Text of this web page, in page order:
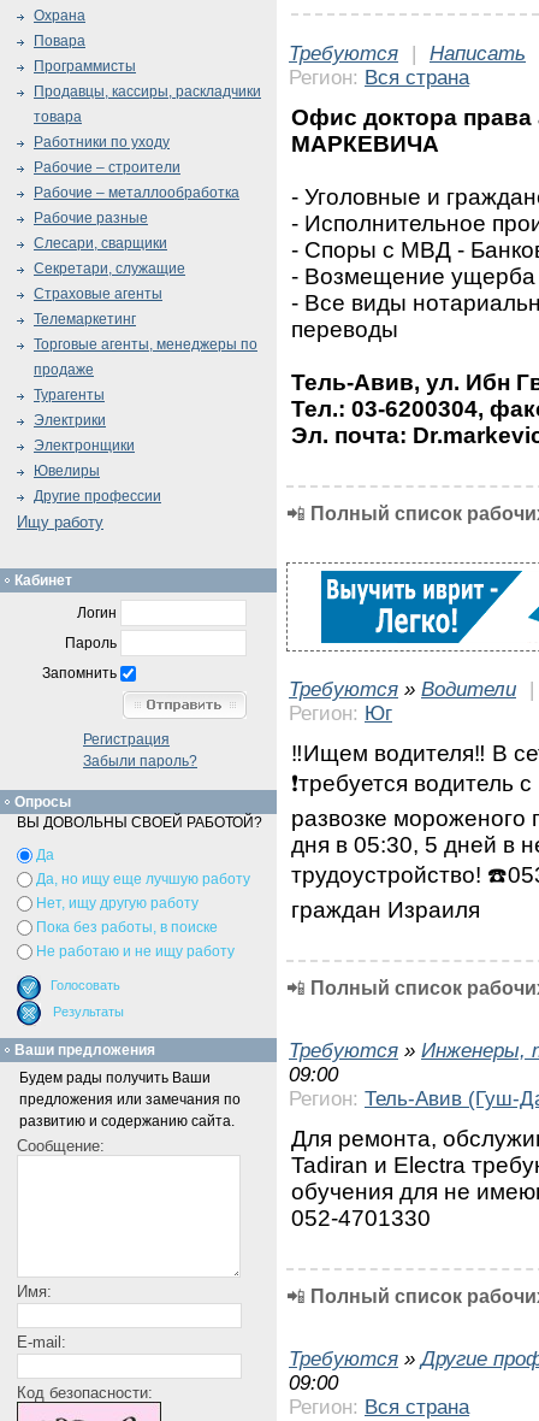
Требуются | Написать
Регион: Вся страна
Офис доктора
МАРКЕВИЧА
- Уголовные и
- Исполнительное
- Споры с МВД -
- Возмещение ущерба
- Все виды
переводы
Тель-Авив, ул. Ибн
Тел.: 03-6200304,
Эл. почта:
📲 Полный список
Требуются » Водители
|
Регион: Юг
‼️Ищем водителя‼️ В
❗требуется водитель
развозке мороженого
дня в 05:30, 5 дней в
трудоустройство!
граждан Израиля
📲 Полный список
Требуются » Инженеры,
09:00
Регион: Тель-Авив (Гуш-
Для ремонта,
Tadiran и Electra
обучения для не
052-4701330
📲 Полный список
Требуются »Другие
09:00
Регион: Вся страна
Охрана
Повара
Программисты
Продавцы, кассиры, раскладчики
товара
Работники по уходу
Рабочие – строители
Рабочие – металлообработка
Рабочие разные
Слесари, сварщики
Секретари, служащие
Страховые агенты
Телемаркетинг
Торговые агенты, менеджеры по
продаже
Турагенты
Электрики
Электронщики
Ювелиры
Другие профессии
Ищу работу
Кабинет
Логин
Пароль
Запомнить
Регистрация
Забыли пароль?
Опросы
ВЫ ДОВОЛЬНЫ СВОЕЙ РАБОТОЙ?
Да
Да, но ищу еще лучшую работу
Нет, ищу другую работу
Пока без работы, в поиске
Не работаю и не ищу работу
Ваши предложения
Будем рады получить Ваши
предложения или замечания по
развитию и содержанию сайта.
Сообщение:
Имя:
E-mail:
Код безопасности: